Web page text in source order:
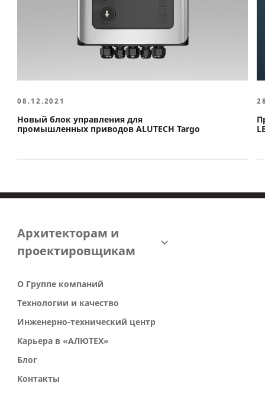
08.12.2021
Новый блок управления для
промышленных приводов ALUTECH Targo
Архитекторам и
проектировщикам
О Группе компаний
Технологии и качество
Инженерно-технический центр
Карьера в «АЛЮТЕХ»
Блог
Контакты